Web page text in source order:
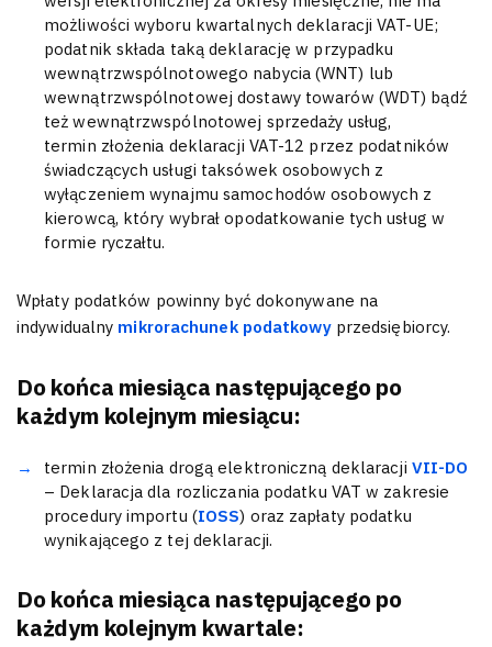
możliwości wyboru kwartalnych deklaracji VAT-UE;
podatnik składa taką deklarację w przypadku
wewnątrzwspólnotowego nabycia (WNT) lub
wewnątrzwspólnotowej dostawy towarów (WDT) bądź
też wewnątrzwspólnotowej sprzedaży usług,
termin złożenia deklaracji VAT-12 przez podatników
świadczących usługi taksówek osobowych z
wyłączeniem wynajmu samochodów osobowych z
kierowcą, który wybrał opodatkowanie tych usług w
formie ryczałtu.
Wpłaty podatków powinny być dokonywane na
indywidualny mikrorachunek podatkowyprzedsiębiorcy.
Do końca miesiąca następującego po
każdym kolejnym miesiącu:
termin złożenia drogą elektroniczną deklaracji VII-DO
– Deklaracja dla rozliczania podatku VAT w zakresie
procedury importu (IOSS) oraz zapłaty podatku
wynikającego z tej deklaracji.
Do końca miesiąca następującego po
każdym kolejnym kwartale: